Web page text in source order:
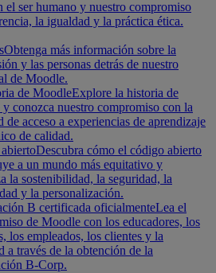
el ser humano y nuestro compromiso
la igualdad y la práctica ética.
Obtenga más información sobre la
y las personas detrás de nuestro
de Moodle.
de MoodleExplore la historia de
conozca nuestro compromiso con la
de acceso a experiencias de aprendizaje
de calidad.
Descubra cómo el código abierto
a un mundo más equitativo y
la sostenibilidad, la seguridad, la
y la personalización.
B certificada oficialmenteLea el
de Moodle con los educadores, los
los empleados, los clientes y la
a través de la obtención de la
B-Corp.